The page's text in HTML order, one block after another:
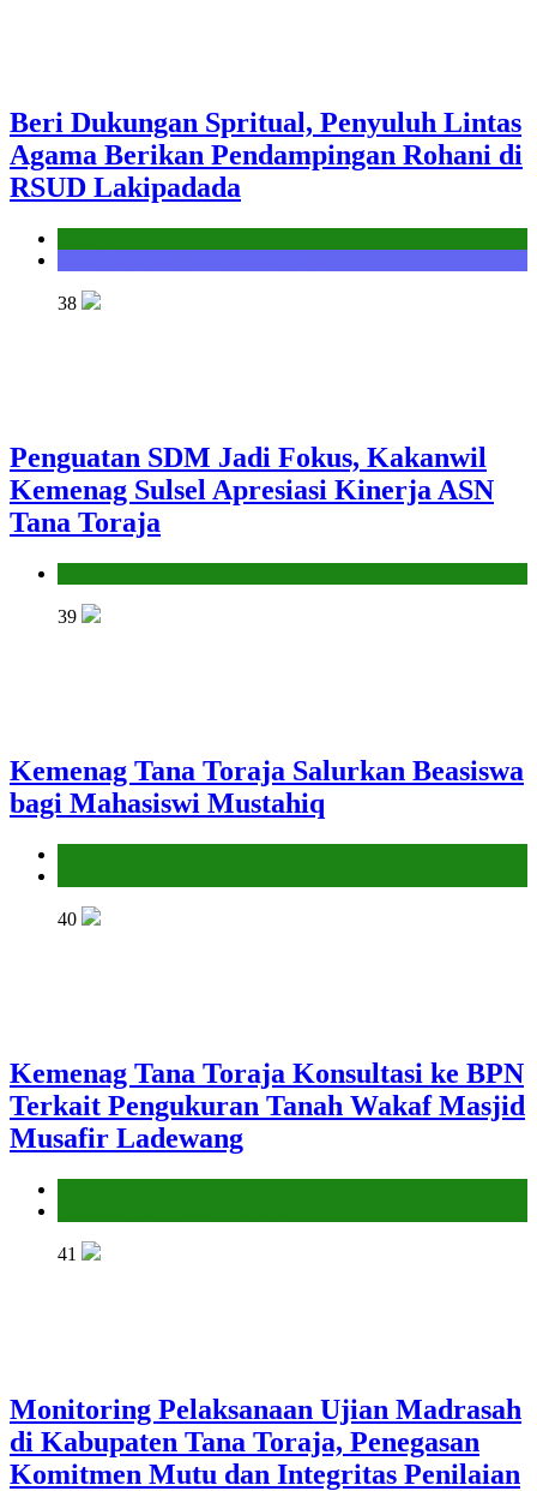
Beri Dukungan Spritual, Penyuluh Lintas
Agama Berikan Pendampingan Rohani di
RSUD Lakipadada
38
Penguatan SDM Jadi Fokus, Kakanwil
Kemenag Sulsel Apresiasi Kinerja ASN
Tana Toraja
39
Kemenag Tana Toraja Salurkan Beasiswa
bagi Mahasiswi Mustahiq
40
Kemenag Tana Toraja Konsultasi ke BPN
Terkait Pengukuran Tanah Wakaf Masjid
Musafir Ladewang
41
Monitoring Pelaksanaan Ujian Madrasah
di Kabupaten Tana Toraja, Penegasan
Komitmen Mutu dan Integritas Penilaian